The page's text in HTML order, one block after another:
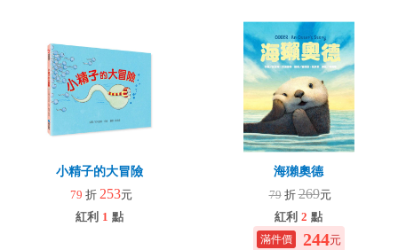
小精子的大冒險
79 折 253元
紅利 1 點
海獺奧德
79 折269元
紅利 2 點
244元